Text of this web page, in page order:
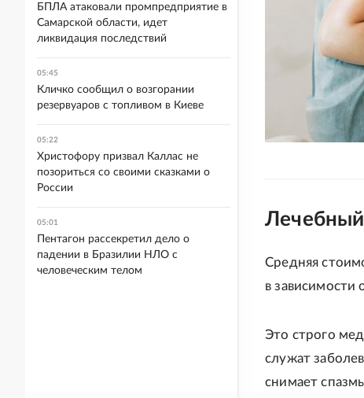
Лечебный
Средняя
в зависимости
Это строго
служат
снимает
БПЛА атаковали промпредприятие в
Самарской области, идет
ликвидация последствий
05:45
Кличко сообщил о возгорании
резервуаров с топливом в Киеве
05:22
Христофору призвал Каллас не
позориться со своими сказками о
России
05:01
Пентагон рассекретил дело о
падении в Бразилии НЛО с
человеческим телом